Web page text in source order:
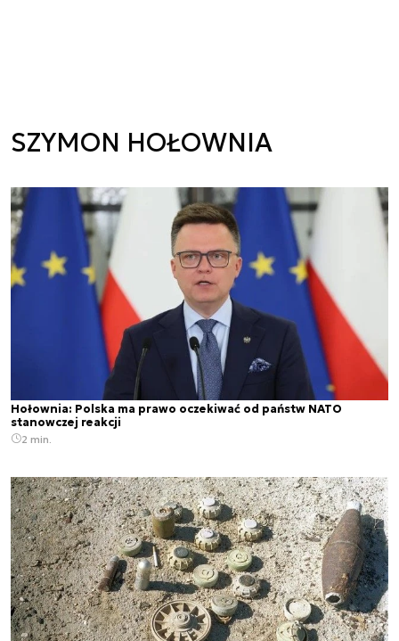
SZYMON HOŁOWNIA
Hołownia: Polska ma prawo oczekiwać od państw NATO
stanowczej reakcji
2 min.